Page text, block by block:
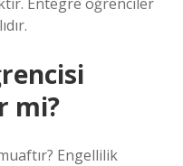
mi?
Engellilik